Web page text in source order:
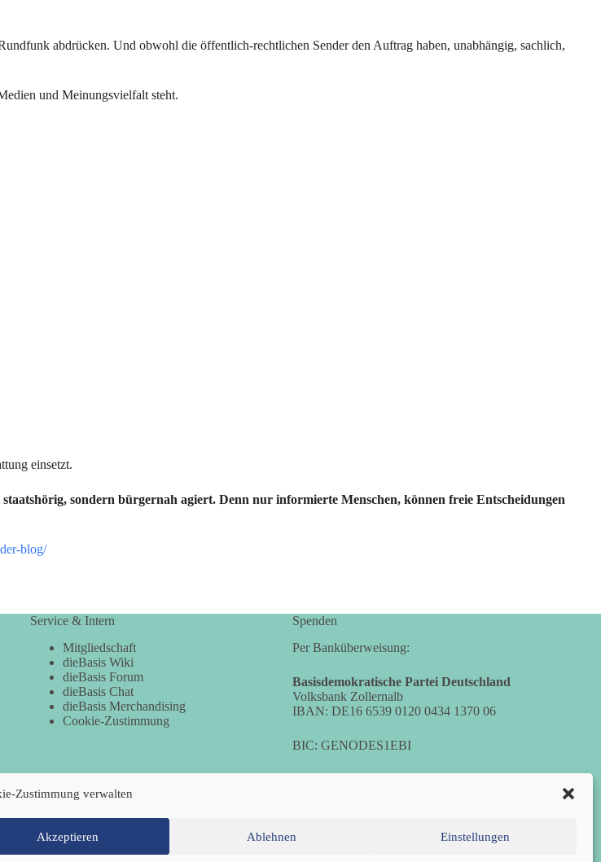
Zustimmung verwalten
Akzeptieren Ablehnen Einstellungen
abdrücken. Und obwohl die öffentlich-rechtlichen Sender den Auftrag haben, unabhängig, sachlich,
und Meinungsvielfalt steht.
einsetzt.
sondern bürgernah agiert. Denn nur informierte Menschen, können freie Entscheidungen
blog/
Service & Intern
Mitgliedschaft
dieBasis Wiki
dieBasis Forum
dieBasis Chat
dieBasis Merchandising
Cookie-Zustimmung
Spenden
Per Banküberweisung:
Basisdemokratische Partei Deutschland
Volksbank Zollernalb
IBAN: DE16 6539 0120 0434 1370 06
BIC: GENODES1EBI